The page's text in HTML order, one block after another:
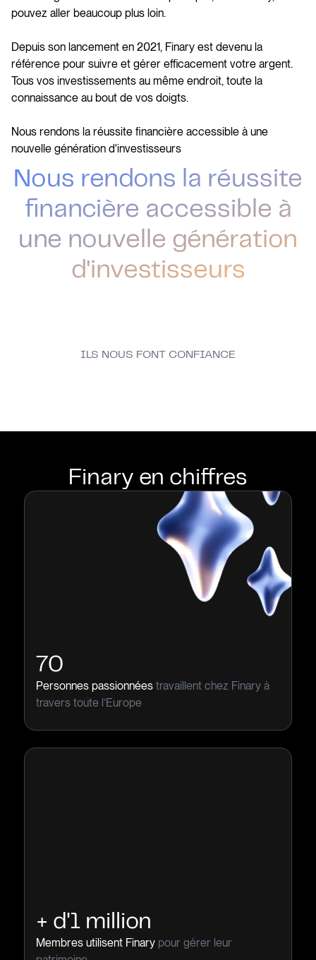
pouvez aller beaucoup plus loin.
Depuis son lancement en 2021, Finary est devenu la
référence pour suivre et gérer efficacement votre argent.
Tous vos investissements au même endroit, toute la
connaissance au bout de vos doigts.
Nous rendons la réussite financière accessible à une
nouvelle génération d'investisseurs
Nous rendons la réussite
financière accessible à
une nouvelle génération
d'investisseurs
ILS NOUS FONT CONFIANCE
Finary en chiffres
70
Personnes passionnées travaillent chez Finary à
travers toute l’Europe
+ d'1 million
Membres utilisent Finary pour gérer leur